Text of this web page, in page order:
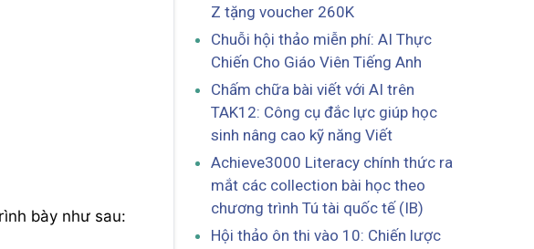
bày như sau:
Z tặng voucher 260K
Chuỗi hội thảo miễn phí: AI Thực
Chiến Cho Giáo Viên Tiếng Anh
Chấm chữa bài viết với AI trên
TAK12: Công cụ đắc lực giúp học
sinh nâng cao kỹ năng Viết
Achieve3000 Literacy chính thức ra
mắt các collection bài học theo
chương trình Tú tài quốc tế (IB)
Hội thảo ôn thi vào 10: Chiến lược